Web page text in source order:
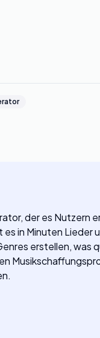
der es Nutzern
in Minuten Lieder
erstellen,